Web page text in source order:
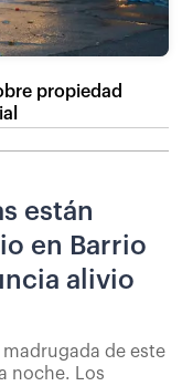
propiedad
están
en Barrio
alivio
de este
noche. Los